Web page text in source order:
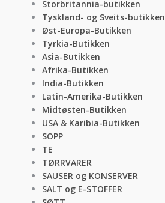
Storbritannia-butikken
Tyskland- og Sveits-butikken
Øst-Europa-Butikken
Tyrkia-Butikken
Asia-Butikken
Afrika-Butikken
India-Butikken
Latin-Amerika-Butikken
Midtøsten-Butikken
USA & Karibia-Butikken
SOPP
TE
TØRRVARER
SAUSER og KONSERVER
SALT og E-STOFFER